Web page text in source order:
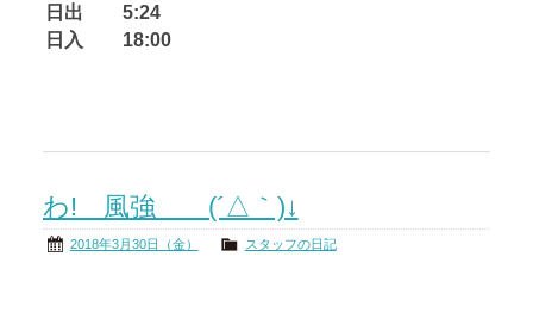
日出
5:24
日入
18:00
わ! 風強 (´△｀)↓
2018年3月30日（金） スタッフの日記